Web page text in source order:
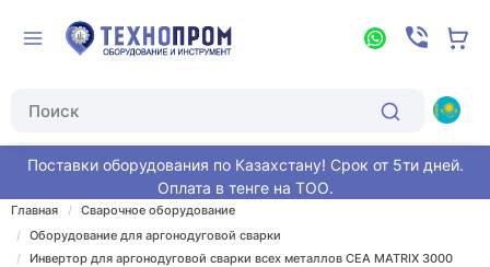
Поставки оборудования по Казахстану! Срок от 5ти дней.
Оплата в тенге на ТОО.
Главная
Сварочное оборудование
Оборудование для аргонодуговой сварки
Инвертор для аргонодуговой сварки всех металлов CEA MATRIX 3000